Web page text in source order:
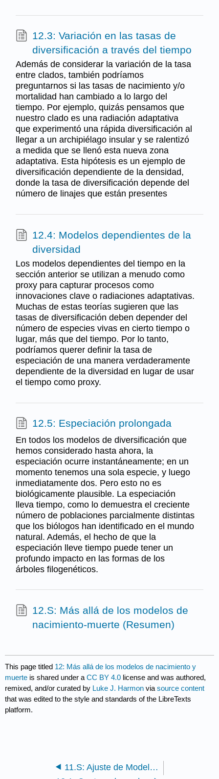
12.3: Variación en las tasas de
diversificación a través del tiempo
Además de considerar la variación de la tasa
entre clados, también podríamos
preguntarnos si las tasas de nacimiento y/o
mortalidad han cambiado a lo largo del
tiempo. Por ejemplo, quizás pensamos que
nuestro clado es una radiación adaptativa
que experimentó una rápida diversificación al
llegar a un archipiélago insular y se ralentizó
a medida que se llenó esta nueva zona
adaptativa. Esta hipótesis es un ejemplo de
diversificación dependiente de la densidad,
donde la tasa de diversificación depende del
número de linajes que están presentes
12.4: Modelos dependientes de la
diversidad
Los modelos dependientes del tiempo en la
sección anterior se utilizan a menudo como
proxy para capturar procesos como
innovaciones clave o radiaciones adaptativas.
Muchas de estas teorías sugieren que las
tasas de diversificación deben depender del
número de especies vivas en cierto tiempo o
lugar, más que del tiempo. Por lo tanto,
podríamos querer definir la tasa de
especiación de una manera verdaderamente
dependiente de la diversidad en lugar de usar
el tiempo como proxy.
12.5: Especiación prolongada
En todos los modelos de diversificación que
hemos considerado hasta ahora, la
especiación ocurre instantáneamente; en un
momento tenemos una sola especie, y luego
inmediatamente dos. Pero esto no es
biológicamente plausible. La especiación
lleva tiempo, como lo demuestra el creciente
número de poblaciones parcialmente distintas
que los biólogos han identificado en el mundo
natural. Además, el hecho de que la
especiación lleve tiempo puede tener un
profundo impacto en las formas de los
árboles filogenéticos.
12.S: Más allá de los modelos de
nacimiento-muerte (Resumen)
This page titled 12: Más allá de los modelos de nacimiento y
muerte is shared under aCC BY 4.0 license and was authored,
remixed, and/or curated by Luke J. Harmon viasource content
that was edited to the style and standards of the LibreTexts
platform.
11.S: Ajuste de Modelos de Nacimiento-Muerte (Resumen)